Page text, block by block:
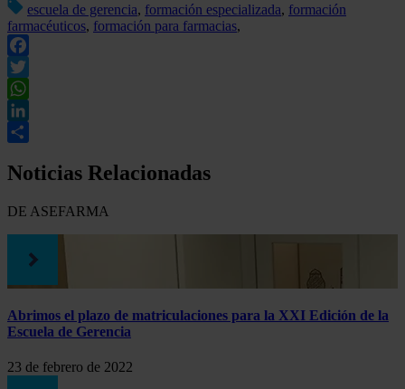
escuela de gerencia, formación especializada, formación
farmacéuticos, formación para farmacias,
Facebook
Twitter
WhatsApp
LinkedIn
Noticias Relacionadas
DE ASEFARMA
Abrimos el plazo de matriculaciones para la XXI Edición de la
Escuela de Gerencia
23 de febrero de 2022